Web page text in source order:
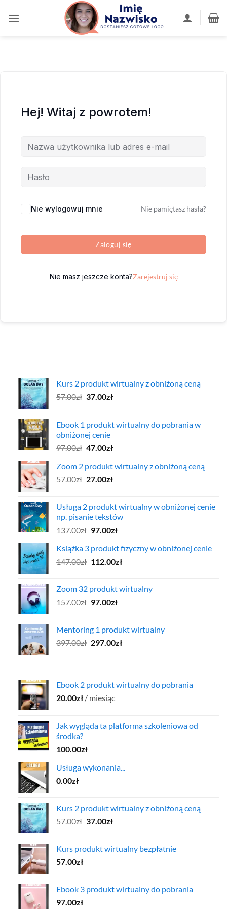
Hej! Witaj z powrotem!
Nie wylogowuj mnie Nie pamiętasz hasła?
Zaloguj się
Nie masz jeszcze konta?Zarejestruj się
Kurs 2 produkt wirtualny z obniżoną ceną
57.00zł Pierwotna
57.00zł.
37.00złAktualna
37.00zł.
Ebook 1 produkt wirtualny do pobrania w
obniżonej cenie
97.00zł Pierwotna
wynosiła:
97.00zł.
47.00złAktualna
wynosi:
47.00zł.
Zoom 2 produkt wirtualny z obniżoną ceną
57.00zł Pierwotna
57.00zł.
27.00złAktualna
27.00zł.
Usługa 2 produkt wirtualny w obniżonej cenie
np. pisanie tekstów
137.00zł Pierwotna
wynosiła:
137.00zł.
97.00złAktualna
wynosi:
97.00zł.
Książka 3 produkt fizyczny w obniżonej cenie
147.00zł Pierwotna
147.00zł.
112.00złAktualna
112.00zł.
Zoom 32 produkt wirtualny
157.00zł Pierwotna
157.00zł.
97.00złAktualna
97.00zł.
Mentoring 1 produkt wirtualny
397.00zł Pierwotna
297.00złAktualna
Ebook 2 produkt wirtualny do pobrania
20.00zł / miesiąc
Jak wygląda ta platforma szkoleniowa od
środka?
100.00zł
Usługa wykonania...
0.00zł
Kurs 2 produkt wirtualny z obniżoną ceną
57.00zł Pierwotna
57.00zł.
37.00złAktualna
37.00zł.
Kurs produkt wirtualny bezpłatnie
57.00zł
Ebook 3 produkt wirtualny do pobrania
97.00zł